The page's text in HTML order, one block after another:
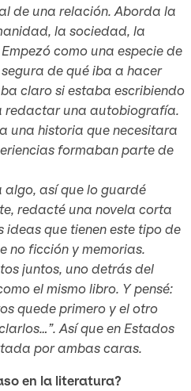
de una relación. Aborda la
la sociedad, la
como una especie de
de qué iba a hacer
claro si estaba escribiendo
redactar una autobiografía.
una historia que necesitara
formaban parte de
algo, así que lo guardé
redacté una novela corta
que tienen este tipo de
no ficción y memorias.
juntos, uno detrás del
el mismo libro. Y pensé:
quede primero y el otro
Así que en Estados
por ambas caras.
en la literatura?